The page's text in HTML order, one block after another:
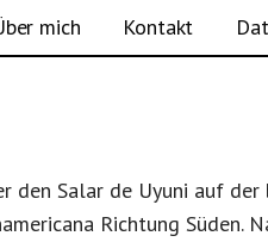
mich Kontakt
den Salar de Uyu­ni auf
Rich­tung Sü­den.